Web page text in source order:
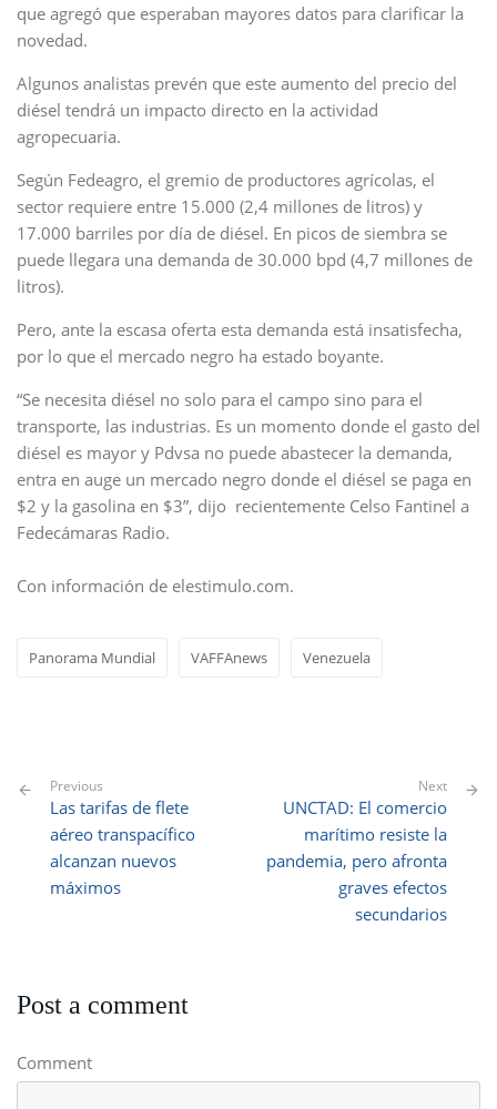
que agregó que esperaban mayores datos para clarificar la
novedad.
Algunos analistas prevén que este aumento del precio del
diésel tendrá un impacto directo en la actividad
agropecuaria.
Según Fedeagro, el gremio de productores agrícolas, el
sector requiere entre 15.000 (2,4 millones de litros) y
17.000 barriles por día de diésel. En picos de siembra se
puede llegara una demanda de 30.000 bpd (4,7 millones de
litros).
Pero, ante la escasa oferta esta demanda está insatisfecha,
por lo que el mercado negro ha estado boyante.
“Se necesita diésel no solo para el campo sino para el
transporte, las industrias. Es un momento donde el gasto del
diésel es mayor y Pdvsa no puede abastecer la demanda,
entra en auge un mercado negro donde el diésel se paga en
$2 y la gasolina en $3”, dijo recientemente Celso Fantinel a
Fedecámaras Radio.
Con información de elestimulo.com.
Panorama Mundial VAFFAnews Venezuela
Previous
Las tarifas de flete
aéreo transpacífico
alcanzan nuevos
máximos
Next
UNCTAD: El comercio
marítimo resiste la
pandemia, pero afronta
graves efectos
secundarios
Post a comment
Comment